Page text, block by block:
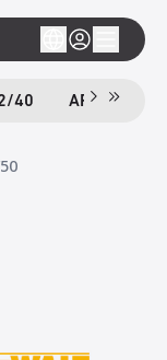
40 APF 12/40-